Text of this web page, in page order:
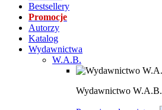
Bestsellery
Promocje
Autorzy
Katalog
Wydawnictwa
W.A.B.
Wydawnictwo W.A.B.